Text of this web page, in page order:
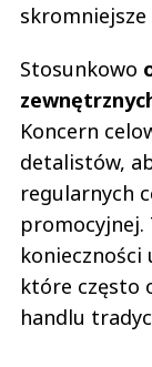
skromniejsze
Stosunkowo
Koncern
detalistów,
regularnych
promocyjnej.
które często
handlu